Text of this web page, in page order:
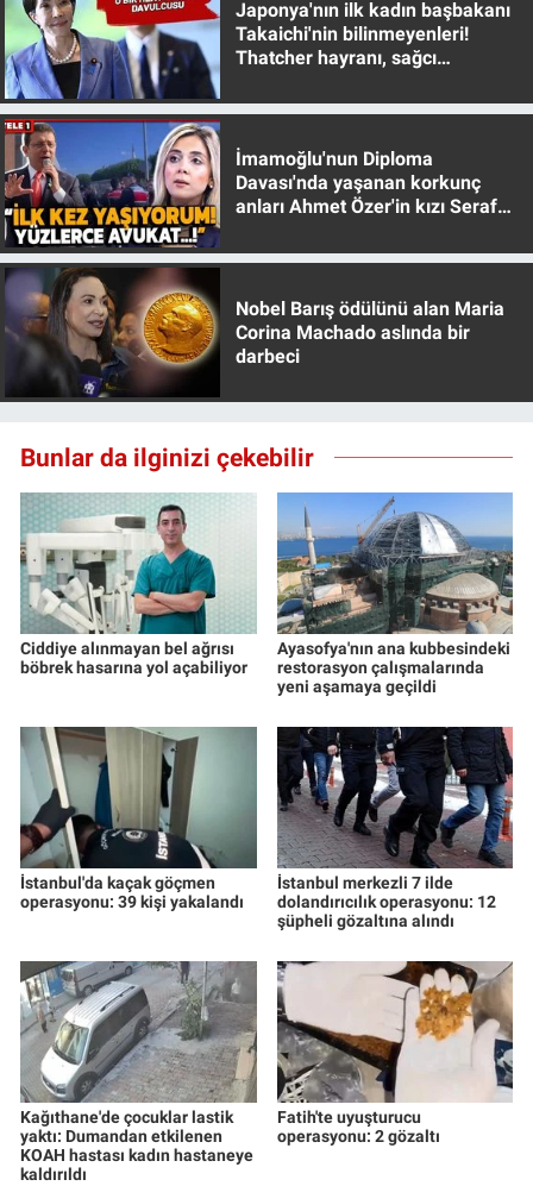
Japonya'nın ilk kadın başbakanı
Takaichi'nin bilinmeyenleri!
Thatcher hayranı, sağcı
İmamoğlu'nun Diploma
Davası'nda yaşanan korkunç
anları Ahmet Özer'in kızı Seraf
Nobel Barış ödülünü alan Maria
Corina Machado aslında bir
darbeci
Bunlar da ilginizi çekebilir
Ciddiye alınmayan bel ağrısı
böbrek hasarına yol açabiliyor
Ayasofya'nın ana kubbesindeki
restorasyon çalışmalarında
yeni aşamaya geçildi
İstanbul'da kaçak göçmen
operasyonu: 39 kişi yakalandı
İstanbul merkezli 7 ilde
dolandırıcılık operasyonu: 12
şüpheli gözaltına alındı
Kağıthane'de çocuklar lastik
yaktı: Dumandan etkilenen
KOAH hastası kadın hastaneye
kaldırıldı
Fatih'te uyuşturucu
operasyonu: 2 gözaltı